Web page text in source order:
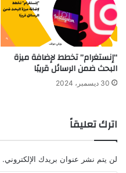
“إنستغرام” تخطط لإضافة ميزة
البحث ضمن الرسائل قريبًا
30 ديسمبر، 2024
اترك تعليقاً
لن يتم نشر عنوان بريدك الإلكتروني.